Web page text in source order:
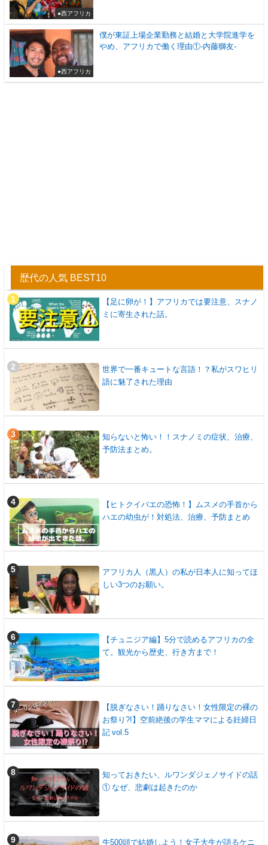
●西アフリカ
●西アフリカ
僕が東証上場企業勤務と結婚と大学院進学を
やめ、アフリカで働く理由①-内藤獅友-
歴代の人気 BEST10
【足に卵が！】アフリカでは要注意、スナノ
ミに寄生された話。
世界で一番キュートな言語！？私がスワヒリ
語に魅了された理由
知らないと怖い！！スナノミの症状、治療、
予防法まとめ。
【ヒトクイバエの恐怖！】ムスメの手首から
ハエの幼虫が！対処法、治療、予防まとめ
アフリカ人（黒人）の私が日本人に知ってほ
しい3つのお願い。
【チュニジア編】5分で読めるアフリカの全
て。観光から歴史、行き方まで！
【脱ぎなさい！踊りなさい！女性限定の裸の
お祭り?!】空前絶後の学生ママによる妊婦日
記 vol.5
知っておきたい、ルワンダジェノサイドの話
① なぜ、悲劇は起きたのか
牛500頭で結婚しよう！女子大生が語るケニ